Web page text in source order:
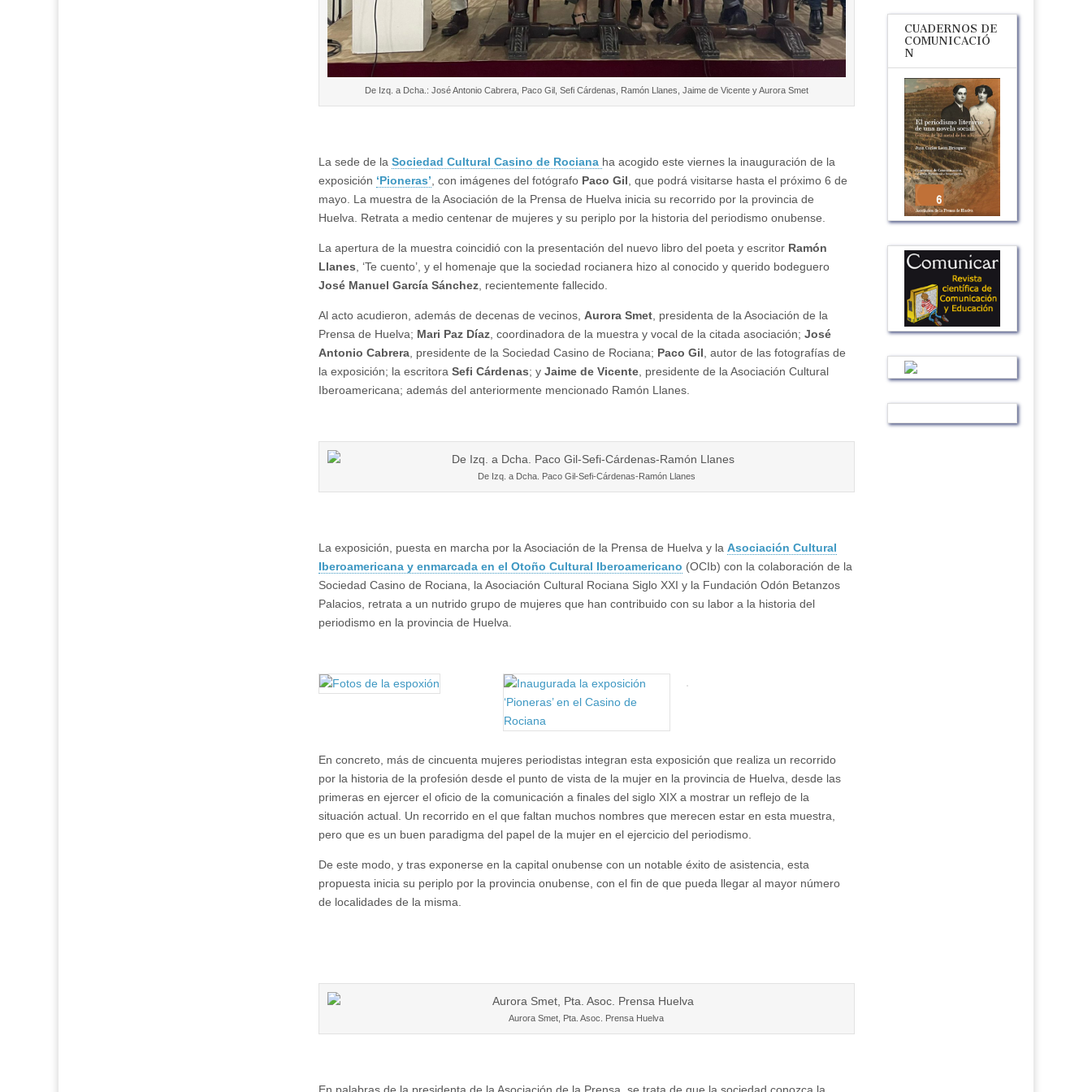
De Izq. a Dcha.: José Antonio Cabrera, Paco Gil, Sefi Cárdenas, Ramón Llanes, Jaime de Vicente y Aurora Smet
La sede de la Sociedad Cultural Casino de Rociana ha acogido este viernes la inauguración de la
exposición ‘Pioneras’, con imágenes del fotógrafo Paco Gil, que podrá visitarse hasta el próximo 6 de
mayo. La muestra de la Asociación de la Prensa de Huelva inicia su recorrido por la provincia de
Huelva. Retrata a medio centenar de mujeres y su periplo por la historia del periodismo onubense.
La apertura de la muestra coincidió con la presentación del nuevo libro del poeta y escritor Ramón
Llanes, ‘Te cuento’, y el homenaje que la sociedad rocianera hizo al conocido y querido bodeguero
José Manuel García Sánchez, recientemente fallecido.
Al acto acudieron, además de decenas de vecinos, Aurora Smet, presidenta de la Asociación de la
Prensa de Huelva; Mari Paz Díaz, coordinadora de la muestra y vocal de la citada asociación; José
Antonio Cabrera, presidente de la Sociedad Casino de Rociana; Paco Gil, autor de las fotografías de
la exposición; la escritora Sefi Cárdenas; y Jaime de Vicente, presidente de la Asociación Cultural
Iberoamericana; además del anteriormente mencionado Ramón Llanes.
De Izq. a Dcha. Paco Gil-Sefi-Cárdenas-Ramón Llanes
La exposición, puesta en marcha por la Asociación de la Prensa de Huelva y la Asociación Cultural
Iberoamericana y enmarcada en el Otoño Cultural Iberoamericano (OCIb) con la colaboración de la
Sociedad Casino de Rociana, la Asociación Cultural Rociana Siglo XXI y la Fundación Odón Betanzos
Palacios, retrata a un nutrido grupo de mujeres que han contribuido con su labor a la historia del
periodismo en la provincia de Huelva.
En concreto, más de cincuenta mujeres periodistas integran esta exposición que realiza un recorrido
por la historia de la profesión desde el punto de vista de la mujer en la provincia de Huelva, desde las
primeras en ejercer el oficio de la comunicación a finales del siglo XIX a mostrar un reflejo de la
situación actual. Un recorrido en el que faltan muchos nombres que merecen estar en esta muestra,
pero que es un buen paradigma del papel de la mujer en el ejercicio del periodismo.
De este modo, y tras exponerse en la capital onubense con un notable éxito de asistencia, esta
propuesta inicia su periplo por la provincia onubense, con el fin de que pueda llegar al mayor número
de localidades de la misma.
Aurora Smet, Pta. Asoc. Prensa Huelva
CUADERNOS DE
COMUNICACIÓ
N